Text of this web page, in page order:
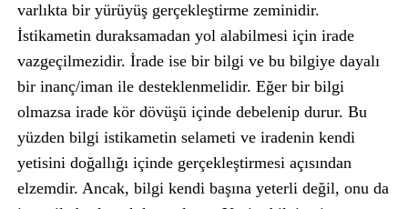
varlıkta bir yürüyüş gerçekleştirme zeminidir.
İstikametin duraksamadan yol alabilmesi için irade
vazgeçilmezidir. İrade ise bir bilgi ve bu bilgiye dayalı
bir inanç/iman ile desteklenmelidir. Eğer bir bilgi
olmazsa irade kör dövüşü içinde debelenip durur. Bu
yüzden bilgi istikametin selameti ve iradenin kendi
yetisini doğallığı içinde gerçekleştirmesi açısından
elzemdir. Ancak, bilgi kendi başına yeterli değil, onu da